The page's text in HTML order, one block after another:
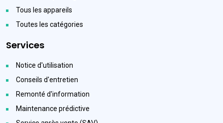
Tous les appareils
Toutes les catégories
Services
Notice d'utilisation
Conseils d'entretien
Remonté d'information
Maintenance prédictive